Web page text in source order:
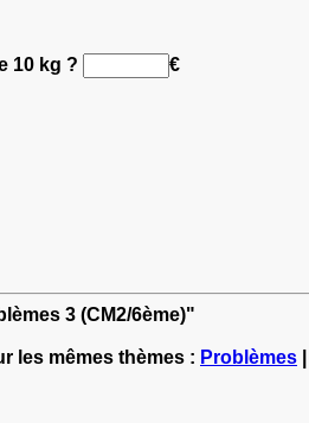
10 kg ?
€
3 (CM2/6ème)"
les mêmes thèmes : Problèmes